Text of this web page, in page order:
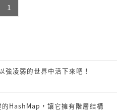
1
凌弱的世界中活下來吧！
HashMap，讓它擁有階層結構